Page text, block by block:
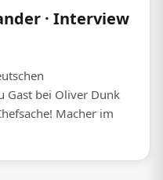
· Interview
Gast bei Oliver Dunk
Macher im